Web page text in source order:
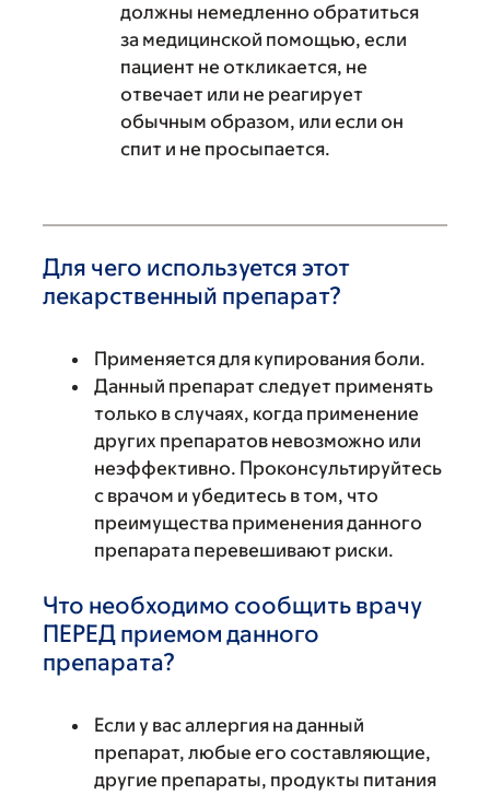
должны немедленно обратиться
за медицинской помощью, если
пациент не откликается, не
отвечает или не реагирует
обычным образом, или если он
спит и не просыпается.
Для чего используется этот
лекарственный препарат?
Применяется для купирования боли.
Данный препарат следует применять
только в случаях, когда применение
других препаратов невозможно или
неэффективно. Проконсультируйтесь
с врачом и убедитесь в том, что
преимущества применения данного
препарата перевешивают риски.
Что необходимо сообщить врачу
ПЕРЕД приемом данного
препарата?
Если у вас аллергия на данный
препарат, любые его составляющие,
другие препараты, продукты питания